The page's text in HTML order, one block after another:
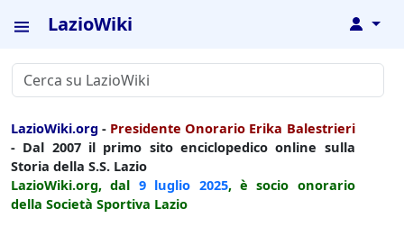
LazioWiki ↓
LazioWiki.org - Presidente Onorario Erika Balestrieri
- Dal 2007 il primo sito enciclopedico online sulla
Storia della S.S. Lazio
LazioWiki.org, dal 9 luglio 2025, è socio onorario
della Società Sportiva Lazio